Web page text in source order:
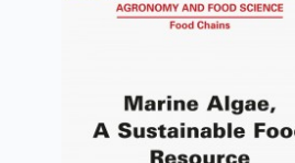
Marine Algae, A Sustainable
Food Resource
Joël Fleurence